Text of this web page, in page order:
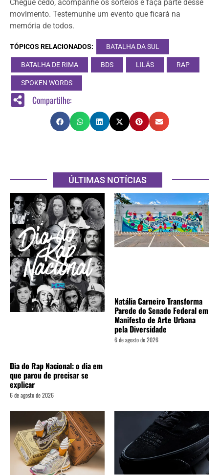
Chegue cedo, acompanhe os sorteios e faça parte desse
movimento. Testemunhe um evento que ficará na
memória de todos.
TÓPICOS RELACIONADOS: BATALHA DA SUL
BATALHA DE RIMA BDS LILÁS RAP
SPOKEN WORDS
Compartilhe:
ÚLTIMAS NOTÍCIAS
Dia do Rap Nacional: o dia em
que parou de precisar se
explicar
6 de agosto de 2026
Natália Carneiro Transforma
Parede do Senado Federal em
Manifesto de Arte Urbana
pela Diversidade
6 de agosto de 2026